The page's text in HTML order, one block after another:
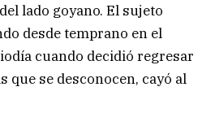
lado goyano. El sujeto
desde temprano en el
cuando decidió regresar
que se desconocen, cayó al